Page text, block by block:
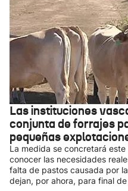
Las instituciones
conjunta de forrajes
pequeñas
La medida se concretará
conocer las necesidades
falta de pastos causada por
dejan, por ahora, para final de